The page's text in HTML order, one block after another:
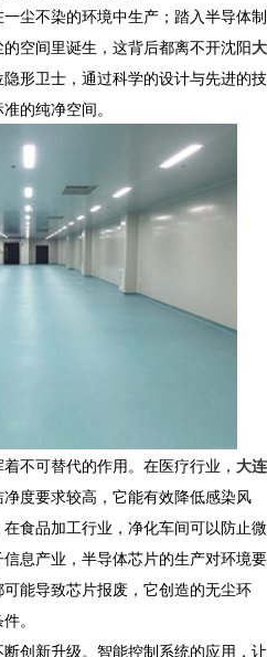
尘不染的环境中生产；踏入半导体制
空间里诞生，这背后都离不开沈阳大
形卫士，通过科学的设计与先进的技
的纯净空间。​
不可替代的作用。在医疗行业， 大连
净度要求较高，它能有效降低感染风
食品加工行业，净化车间可以防止微
息产业，半导体芯片的生产对环境要
能导致芯片报废，它创造的无尘环
。​
创新升级。智能控制系统的应用，让